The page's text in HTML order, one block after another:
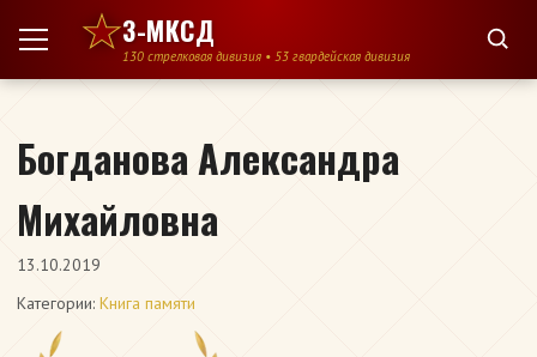
Перейти к содержимому
3-МКСД
130 стрелковая дивизия • 53 гвардейская дивизия
Богданова Александра
Михайловна
13.10.2019
Категории: Книга памяти